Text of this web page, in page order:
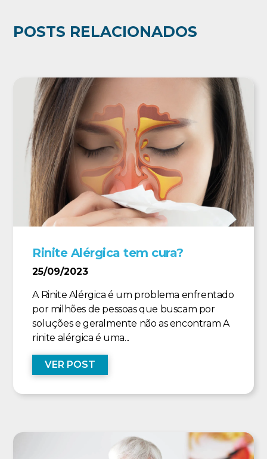
POSTS RELACIONADOS
Rinite Alérgica tem cura?
25/09/2023
A Rinite Alérgica é um problema enfrentado
por milhões de pessoas que buscam por
soluções e geralmente não as encontram A
rinite alérgica é uma...
VER POST